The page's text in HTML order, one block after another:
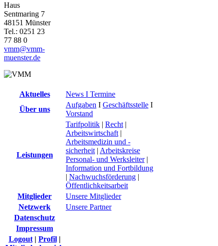
Haus
Sentmaring 7
48151 Münster
Tel.: 0251 23
77 88 0
vmm@vmm-
muenster.de
Aktuelles
News I Termine
Über uns
Aufgaben I Geschäftsstelle I
Vorstand
Leistungen
Tarifpolitik | Recht |
Arbeitswirtschaft |
Arbeitsmedizin und -
sicherheit | Arbeitskreise
Personal- und Werksleiter|
Information und Fortbildung
| Nachwuchsförderung |
Öffentlichkeitsarbeit
Mitglieder
Unsere Mitglieder
Netzwerk
Unsere Partner
Datenschutz
Impressum
Logout| Profil|